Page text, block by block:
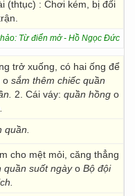
(thtục) : Chơi kém, bị đối
Từ điển mở - Hồ Ngọc Đức
trở xuống, có hai ống để
o sắm thêm chiếc quần
2. Cái váy: quần hồng o
quần.
cho mệt mỏi, căng thẳng
quần suốt ngàyo Bộ đội